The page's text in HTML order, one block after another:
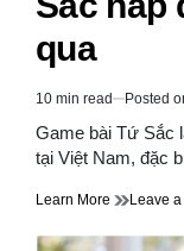
qua
Estimated
read
time
10 min read Posted
Game bài Tứ Sắc
tại Việt Nam, đặc
Learn More Leave